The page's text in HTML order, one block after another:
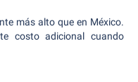
más alto que en México.
costo adicional cuando